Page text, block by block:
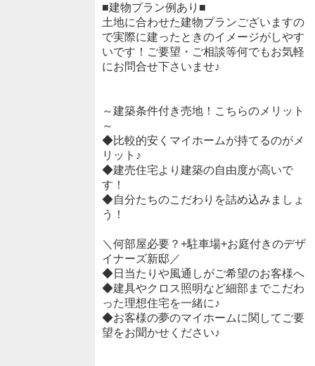
■建物プラン例あり■
土地に合わせた建物プランございますの
で実際に建ったときのイメージがしやす
いです！ご要望・ご相談等何でもお気軽
にお問合せ下さいませ♪
～建築条件付き売地！こちらのメリット
～
◆比較的安くマイホームが持てるのがメ
リット♪
◆建売住宅より建築の自由度が高いで
す！
◆自分たちのこだわりを詰め込みましょ
う！
＼何部屋必要？+駐車場+お庭付きのデザ
イナーズ新邸／
◆日当たりや風通しがご希望のお客様へ
◆建具やクロス照明など細部までこだわ
った理想住宅を一緒に♪
◆お客様の夢のマイホームに関してご要
望をお聞かせください♪